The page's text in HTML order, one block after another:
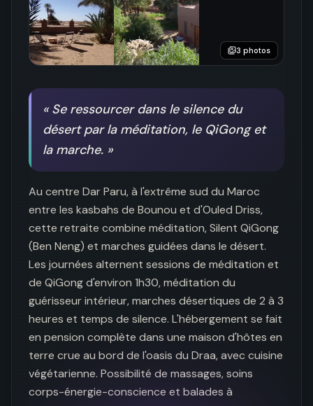
3 photos
«Se ressourcer dans le silence du
désert par la méditation, le QiGong et
la marche. »
Au centre Dar Paru, à l'extrême sud du Maroc
entre les kasbahs de Bounou et d'Ouled Driss,
cette retraite combine méditation, Silent QiGong
(Ben Neng) et marches guidées dans le désert.
Les journées alternent sessions de méditation et
de QiGong d'environ 1h30, méditation du
guérisseur intérieur, marches désertiques de 2 à 3
heures et temps de silence. L'hébergement se fait
en pension complète dans une maison d'hôtes en
terre crue au bord de l'oasis du Draa, avec cuisine
végétarienne. Possibilité de massages, soins
corps-énergie-conscience et balades à